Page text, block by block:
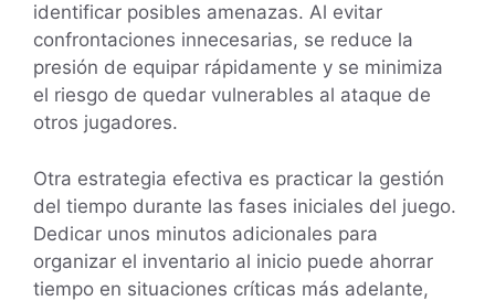
identificar posibles amenazas. Al evitar
confrontaciones innecesarias, se reduce la
presión de equipar rápidamente y se minimiza
el riesgo de quedar vulnerables al ataque de
otros jugadores.
Otra estrategia efectiva es practicar la gestión
del tiempo durante las fases iniciales del juego.
Dedicar unos minutos adicionales para
organizar el inventario al inicio puede ahorrar
tiempo en situaciones críticas más adelante,